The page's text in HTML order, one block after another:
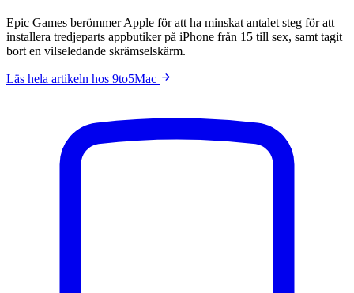
Epic Games berömmer Apple för att ha minskat antalet steg för att
installera tredjeparts appbutiker på iPhone från 15 till sex, samt tagit
bort en vilseledande skrämselskärm.
Läs hela artikeln hos 9to5Mac